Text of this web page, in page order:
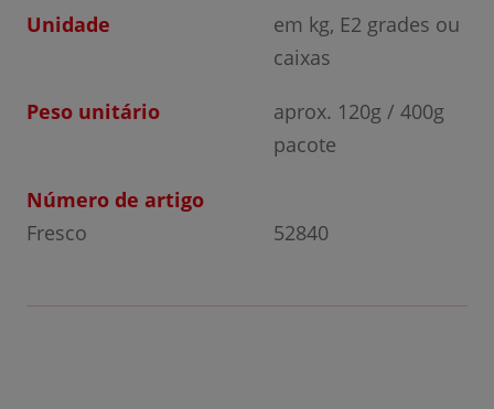
Unidade
em kg, E2 grades ou
caixas
Peso unitário
aprox. 120g / 400g
pacote
Número de artigo
Fresco
52840